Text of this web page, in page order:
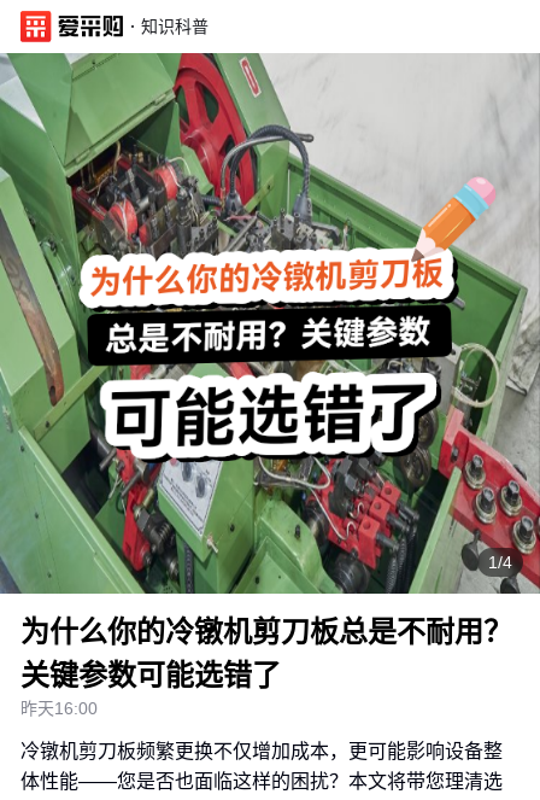
· 知识科普
1/4
为什么你的冷镦机剪刀板总是不耐用？
关键参数可能选错了
昨天16:00
冷镦机剪刀板频繁更换不仅增加成本，更可能影响设备整
体性能——您是否也面临这样的困扰？本文将带您理清选